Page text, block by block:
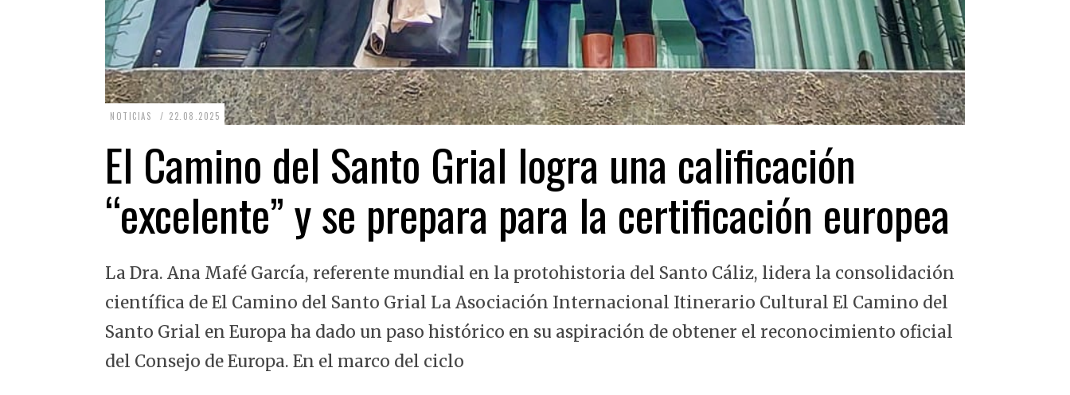
NOTICIAS 22.08.2025 2
.
0
0
2
El Camino del Santo Grial logra una calificación
“excelente” y se prepara para la certificación europea
La Dra. Ana Mafé García, referente mundial en la protohistoria del Santo Cáliz, lidera la consolidación
científica de El Camino del Santo Grial La Asociación Internacional Itinerario Cultural El Camino del
Santo Grial en Europa ha dado un paso histórico en su aspiración de obtener el reconocimiento oficial
del Consejo de Europa. En el marco del ciclo